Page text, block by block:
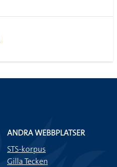
ANDRA WEBBPLATSER
STS-korpus
Gilla Tecken